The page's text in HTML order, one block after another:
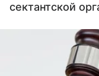
сектантской